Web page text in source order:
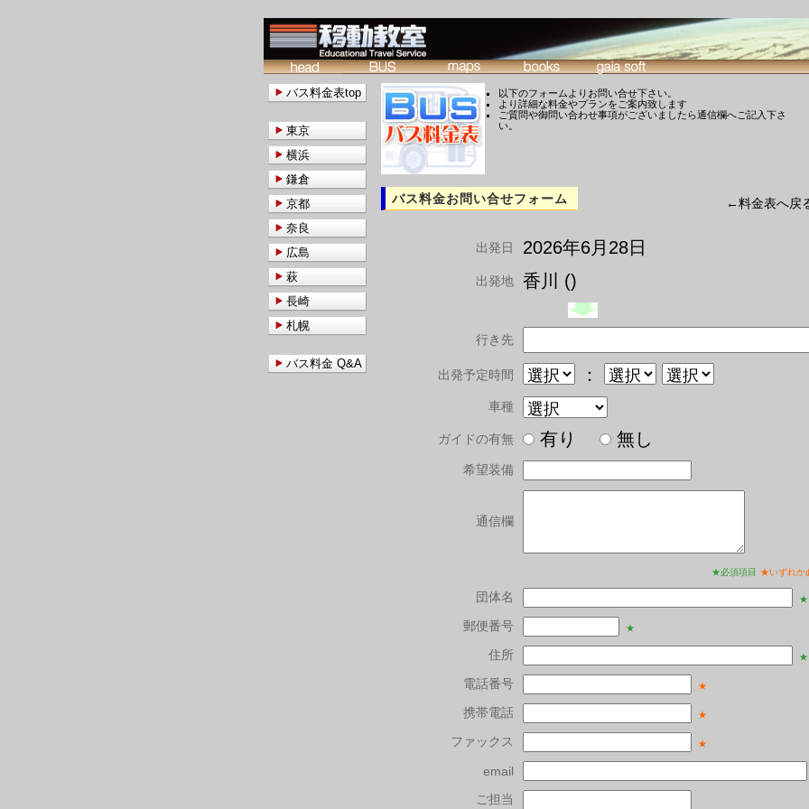
以下のフォームよりお問い合せ下さい。
より詳細な料金やプランをご案内致します
ご質問や御問い合わせ事項がございましたら通信欄へご記入下さ
い。
バス料金お問い合せフォーム ←料金表へ戻
出発日 2026年6月28日
出発地 香川 ()
行き先
出発予定時間 ：
車種
ガイドの有無 有り 無し
希望装備
通信欄
★必須項目 ★いずれか
団体名 ★
郵便番号 ★
住所 ★
電話番号 ★
携帯電話 ★
ファックス ★
email
ご担当
バス料金表top
東京
横浜
鎌倉
京都
奈良
広島
萩
長崎
札幌
バス料金 Q&A